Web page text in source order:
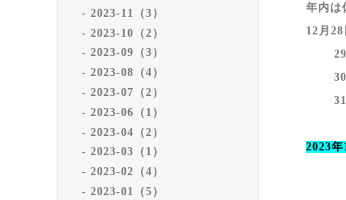
2023-11（3）
2023-10（2）
2023-09（3）
2023-08（4）
2023-07（2）
2023-06（1）
2023-04（2）
2023-03（1）
2023-02（4）
2023-01（5）
年内は
12月
29
30
31
2023